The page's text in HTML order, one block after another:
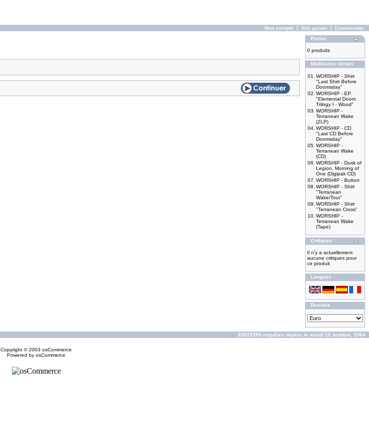
Mon compte | Voir panier | Commander
Panier
0 produits
Meilleures ventes
01.
WORSHIP - Shirt
"Last Shirt Before
Doomsday"
02. WORSHIP - EP
"Elemental Doom
Trilogy I - Wood"
03. WORSHIP -
Terranean Wake
(2LP)
04. WORSHIP - CD
"Last CD Before
Doomsday"
05. WORSHIP -
Terranean Wake
(CD)
06. WORSHIP - Dusk of
Legion, Morning of
One (Digipak CD)
07. WORSHIP - Button
08. WORSHIP - Shirt
"Terranean
Wake/Tour"
09. WORSHIP - Shirt
"Terranean Cross"
10. WORSHIP -
Terranean Wake
(Tape)
Critiques
Il n'y a actuellement
aucune critiques pour
ce produit
Langues
Devises
20922995 requêtes depuis le mardi 12 octobre, 2004
Copyright © 2003 osCommerce
Powered by osCommerce